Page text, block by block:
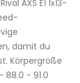
AXS E1 1x13-
damit du
Körpergröße
88.0 - 91.0